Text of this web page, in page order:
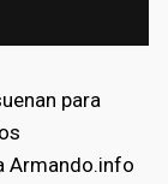
para
Armando.info